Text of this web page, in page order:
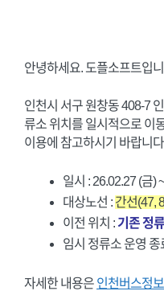
안녕하세요. 도플소프트입
인천시 서구 원창동 408-7
류소 위치를 일시적으로 이
이용에 참고하시기 바랍니
일시 : 26.02.27 (금)
대상노선 : 간선(47,
이전 위치 : 기존 정
임시 정류소 운영 종
자세한 내용은 인천버스정